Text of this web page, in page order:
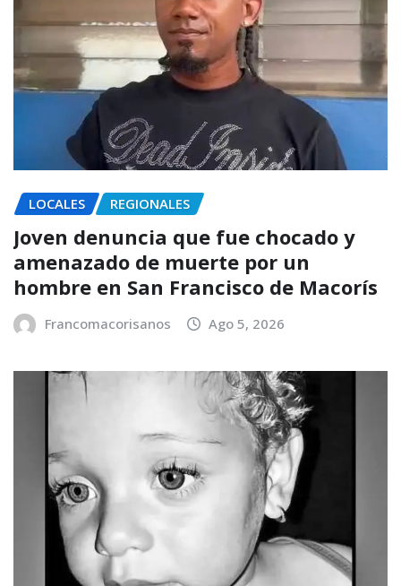
LOCALES REGIONALES
Joven denuncia que fue chocado y
amenazado de muerte por un
hombre en San Francisco de Macorís
Francomacorisanos Ago 5, 2026